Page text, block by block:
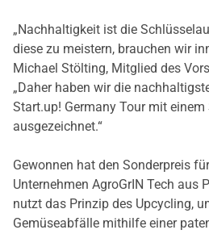
„Nachhaltigkeit ist die
diese zu meistern, brauchen wir
Michael Stölting, Mitglied des
„Daher haben wir die
Start.up! Germany Tour mit einem
ausgezeichnet.“
Gewonnen hat den Sonderpreis
Unternehmen AgroGrIN Tech aus
nutzt das Prinzip des Upcycling,
Gemüseabfälle mithilfe einer